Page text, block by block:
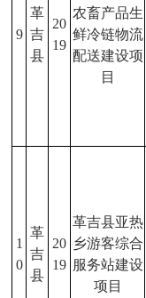
9
革
吉
县
20
19
农畜产品生
鲜冷链物流
配送建设项
目
1
0
革
吉
县
20
19
革吉县亚热
乡游客综合
服务站建设
项目